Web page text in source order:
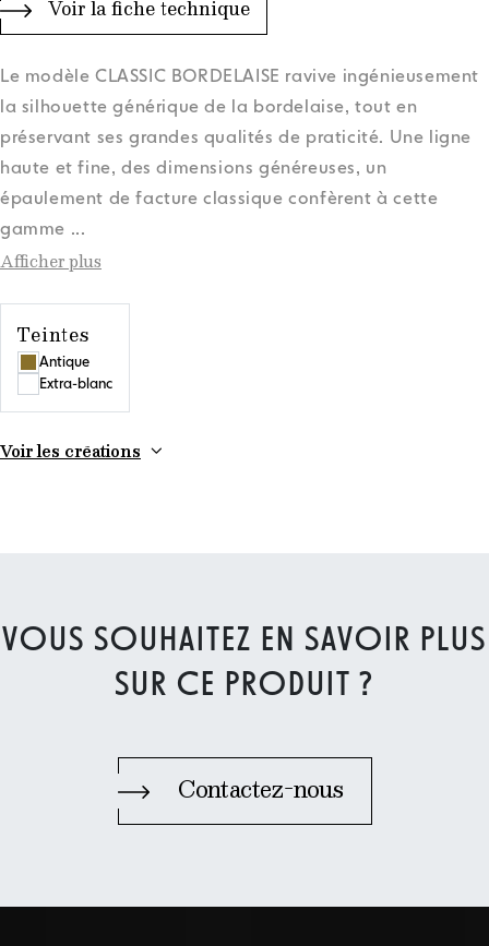
Voir la fiche technique
Le modèle CLASSIC BORDELAISE ravive ingénieusement
la silhouette générique de la bordelaise, tout en
préservant ses grandes qualités de praticité. Une ligne
haute et fine, des dimensions généreuses, un
épaulement de facture classique confèrent à cette
gamme ...
Afficher plus
Teintes
Antique
Extra-blanc
Voir les créations
VOUS SOUHAITEZ EN SAVOIR PLUS
SUR CE PRODUIT ?
Contactez-nous